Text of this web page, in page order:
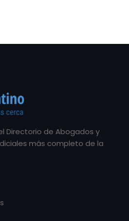
Directorio de Abogados y
más completo de la